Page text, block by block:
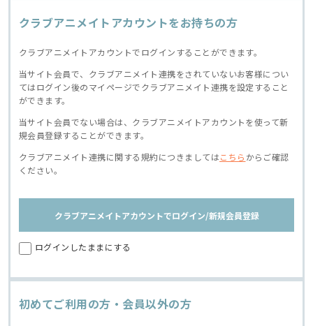
クラブアニメイトアカウントをお持ちの方
クラブアニメイトアカウントでログインすることができます。
当サイト会員で、クラブアニメイト連携をされていないお客様につい
てはログイン後のマイページでクラブアニメイト連携を設定すること
ができます。
当サイト会員でない場合は、クラブアニメイトアカウントを使って新
規会員登録することができます。
クラブアニメイト連携に関する規約につきましてはこちら からご確認
ください。
クラブアニメイトアカウントでログイン/新規会員登録
ログインしたままにする
初めてご利用の方・会員以外の方